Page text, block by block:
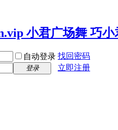
自动登录 找回密码
登录
立即注册